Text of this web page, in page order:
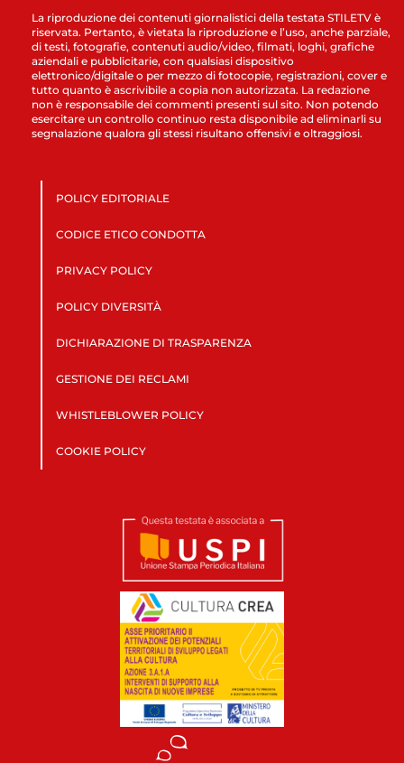
La riproduzione dei contenuti giornalistici della testata STILETV è
riservata. Pertanto, è vietata la riproduzione e l’uso, anche parziale,
di testi, fotografie, contenuti audio/video, filmati, loghi, grafiche
aziendali e pubblicitarie, con qualsiasi dispositivo
elettronico/digitale o per mezzo di fotocopie, registrazioni, cover e
tutto quanto è ascrivibile a copia non autorizzata. La redazione
non è responsabile dei commenti presenti sul sito. Non potendo
esercitare un controllo continuo resta disponibile ad eliminarli su
segnalazione qualora gli stessi risultano offensivi e oltraggiosi.
POLICY EDITORIALE
CODICE ETICO CONDOTTA
PRIVACY POLICY
POLICY DIVERSITÀ
DICHIARAZIONE DI TRASPARENZA
GESTIONE DEI RECLAMI
WHISTLEBLOWER POLICY
COOKIE POLICY